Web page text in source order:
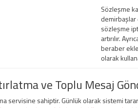
Sözleşme
sözleşme
artırılır.
beraber
olarak
ve Toplu Mesaj
servisine sahiptir. Günlük olarak sistemi